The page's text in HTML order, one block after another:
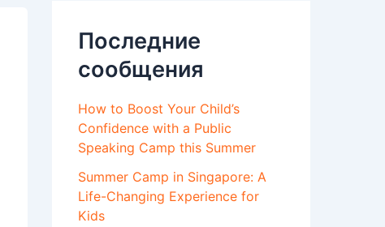
Последние
сообщения
How to Boost Your Child’s
Confidence with a Public
Speaking Camp this Summer
Summer Camp in Singapore: A
Life-Changing Experience for
Kids